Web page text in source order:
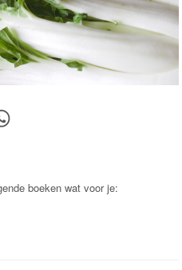
boeken wat voor je: